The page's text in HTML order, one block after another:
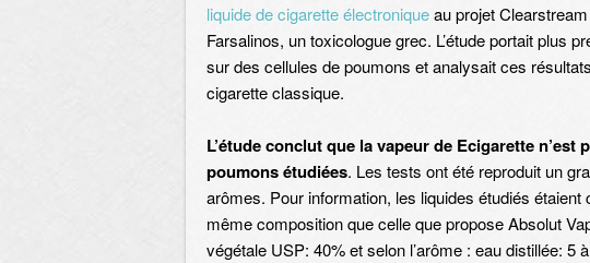
liquide de cigarette électroniqueau projet
Farsalinos, un toxicologue grec. L’étude portait plus
sur des cellules de poumons et analysait ces
cigarette classique.
L’étude conclut que la vapeur de Ecigarette
poumons étudiées. Les tests ont été reproduit un
arômes. Pour information, les liquides étudiés
même composition que celle que propose Absolut
végétale USP: 40% et selon l’arôme : eau distillée: 5